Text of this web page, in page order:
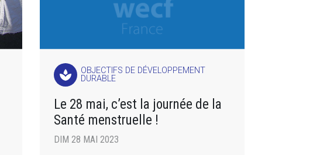
spa
OBJECTIFS DE DÉVELOPPEMENT
DURABLE
Le 28 mai, c’est la journée de la
Santé menstruelle !
DIM 28 MAI 2023